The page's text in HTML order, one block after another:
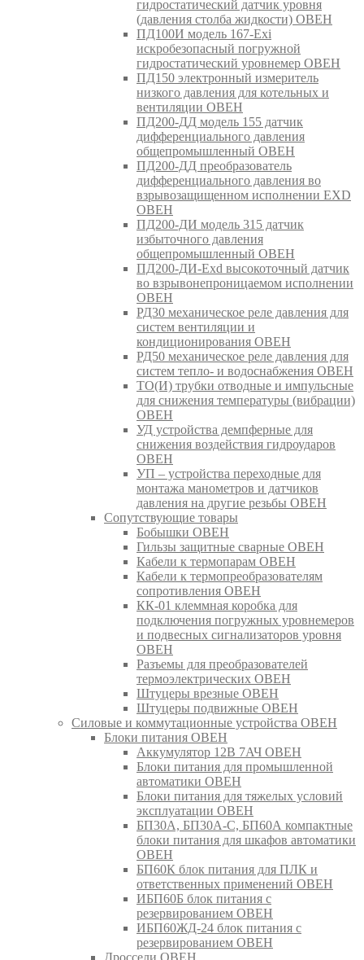
гидростатический датчик уровня
(давления столба жидкости) ОВЕН
ПД100И модель 167-Exi
искробезопасный погружной
гидростатический уровнемер ОВЕН
ПД150 электронный измеритель
низкого давления для котельных и
вентиляции ОВЕН
ПД200-ДД модель 155 датчик
дифференциального давления
общепромышленный ОВЕН
ПД200-ДД преобразователь
дифференциального давления во
взрывозащищенном исполнении EXD
ОВЕН
ПД200-ДИ модель 315 датчик
избыточного давления
общепромышленный ОВЕН
ПД200-ДИ-Exd высокоточный датчик
во взрывонепроницаемом исполнении
ОВЕН
РД30 механическое реле давления для
систем вентиляции и
кондиционирования ОВЕН
РД50 механическое реле давления для
систем тепло- и водоснабжения ОВЕН
ТО(И) трубки отводные и импульсные
для снижения температуры (вибрации)
ОВЕН
УД устройства демпферные для
снижения воздействия гидроударов
ОВЕН
УП – устройства переходные для
монтажа манометров и датчиков
давления на другие резьбы ОВЕН
Сопутствующие товары
Бобышки ОВЕН
Гильзы защитные сварные ОВЕН
Кабели к термопарам ОВЕН
Кабели к термопреобразователям
сопротивления ОВЕН
КК-01 клеммная коробка для
подключения погружных уровнемеров
и подвесных сигнализаторов уровня
ОВЕН
Разъемы для преобразователей
термоэлектрических ОВЕН
Штуцеры врезные ОВЕН
Штуцеры подвижные ОВЕН
Силовые и коммутационные устройства ОВЕН
Блоки питания ОВЕН
Аккумулятор 12В 7АЧ ОВЕН
Блоки питания для промышленной
автоматики ОВЕН
Блоки питания для тяжелых условий
эксплуатации ОВЕН
БП30А, БП30А-С, БП60А компактные
блоки питания для шкафов автоматики
ОВЕН
БП60К блок питания для ПЛК и
ответственных применений ОВЕН
ИБП60Б блок питания с
резервированием ОВЕН
ИБП60ЖД-24 блок питания с
резервированием ОВЕН
Дроссели ОВЕН